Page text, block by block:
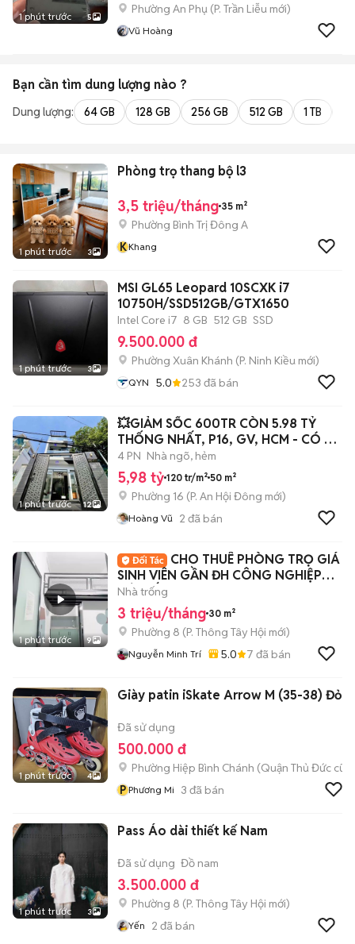
1 phút trước 5
Phường An Phụ (P. Trần Liễu mới)
Vũ Hoàng
Bạn cần tìm dung lượng nào ?
Dung lượng: 64 GB 128 GB 256 GB 512 GB 1 TB
1 phút trước 3
Phòng trọ thang bộ l3
3,5 triệu/tháng 35 m²
Phường Bình Trị Đông A
KKhang
1 phút trước 3
MSI GL65 Leopard 10SCXK i7
10750H/SSD512GB/GTX1650
Intel Core i7 8 GB 512 GB SSD
9.500.000 đ
Phường Xuân Khánh (P. Ninh Kiều mới)
QYN 5.0 253 đã bán
1 phút trước 12
💥GIẢM SỐC 600TR CÒN 5.98 TỶ
THỐNG NHẤT, P16, GV, HCM - CÓ PN
TRỆT 🎉
4 PN Nhà ngõ, hẻm
5,98 tỷ 120 tr/m² 50 m²
Phường 16 (P. An Hội Đông mới)
Hoàng Vũ 2 đã bán
1 phút trước 9
CHO THUÊ PHÒNG TRỌ GIÁ
SINH VIÊN GẦN ĐH CÔNG NGHIỆP
GÒ VẤP
Nhà trống
3 triệu/tháng 30 m²
Phường 8 (P. Thông Tây Hội mới)
Nguyễn Minh Trí 5.0 7 đã bán
1 phút trước 4
Giày patin iSkate Arrow M (35-38) Đỏ
Đã sử dụng
500.000 đ
Phường Hiệp Bình Chánh (Quận Thủ Đức cũ)
P Phương Mi 3 đã bán
1 phút trước 3
Pass Áo dài thiết kế Nam
Đã sử dụng Đồ nam
3.500.000 đ
Phường 8 (P. Thông Tây Hội mới)
Yến 2 đã bán